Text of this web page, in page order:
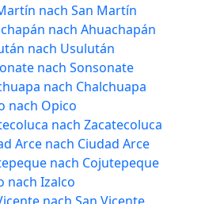
nach San Martín
nach Ahuachapán
nach Usulután
nach Sonsonate
nach Chalchuapa
nach Opico
nach Zacatecoluca
Arce nach Ciudad Arce
nach Cojutepeque
nach Izalco